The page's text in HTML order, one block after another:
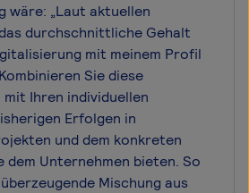
wäre: „Laut aktuellen
durchschnittliche Gehalt
mit meinem Profil
Sie diese
Ihren individuellen
Erfolgen in
und dem konkreten
dem Unternehmen bieten. So
Mischung aus